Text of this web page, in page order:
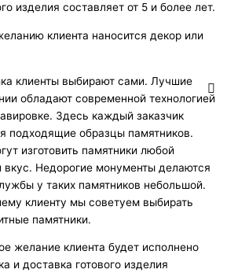
изделия составляет от 5 и более лет.
клиента наносится декор или
клиенты выбирают сами. Лучшие
обладают современной технологией
Здесь каждый заказчик
подходящие образцы памятников.
изготовить памятники любой
Недорогие монументы делаются
у таких памятников небольшой.
клиенту мы советуем выбирать
памятники.
желание клиента будет исполнено
и доставка готового изделия